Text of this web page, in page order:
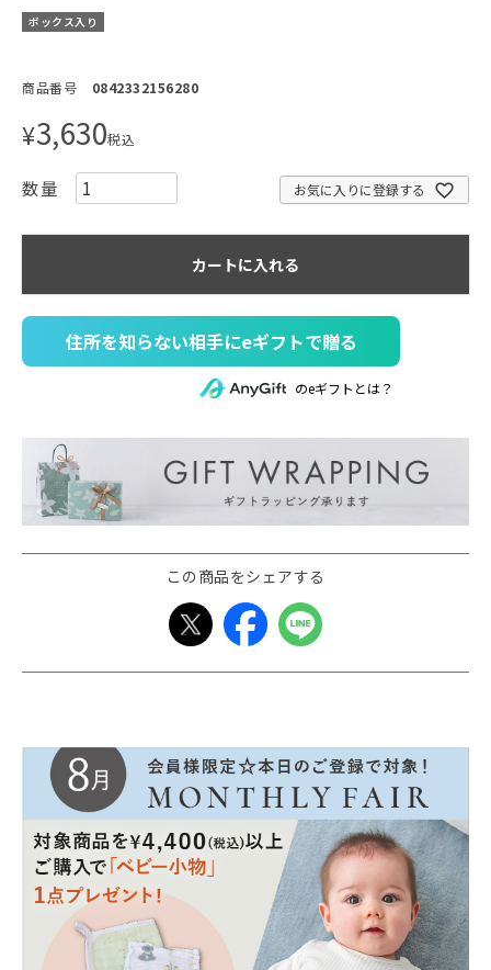
ボックス入り
商品番号 0842332156280
¥3,630税込
お気に入りに登録する
カートに入れる
住所を知らない相手にeギフトで贈る
のeギフトとは？
この商品をシェアする